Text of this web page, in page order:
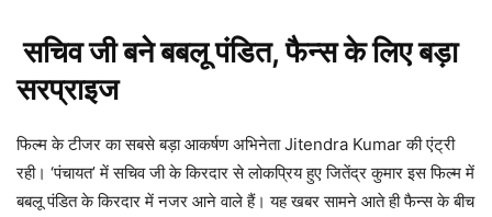
सचिव जी बने बबलू पंडित, फैन्स के लिए बड़ा
सरप्राइज
फिल्म के टीजर का सबसे बड़ा आकर्षण अभिनेता Jitendra Kumar की एंट्री
रही। ‘पंचायत’ में सचिव जी के किरदार से लोकप्रिय हुए जितेंद्र कुमार इस फिल्म में
बबलू पंडित के किरदार में नजर आने वाले हैं। यह खबर सामने आते ही फैन्स के बीच